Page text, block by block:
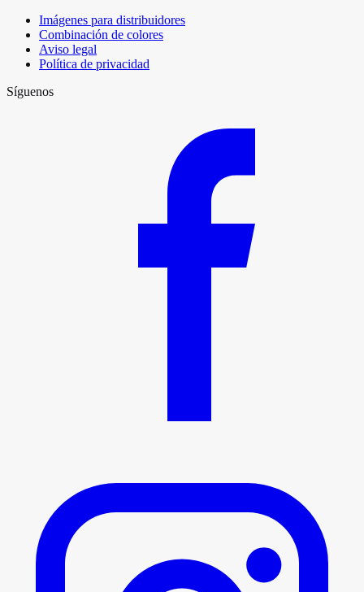
Imágenes para distribuidores
Combinación de colores
Aviso legal
Política de privacidad
Síguenos